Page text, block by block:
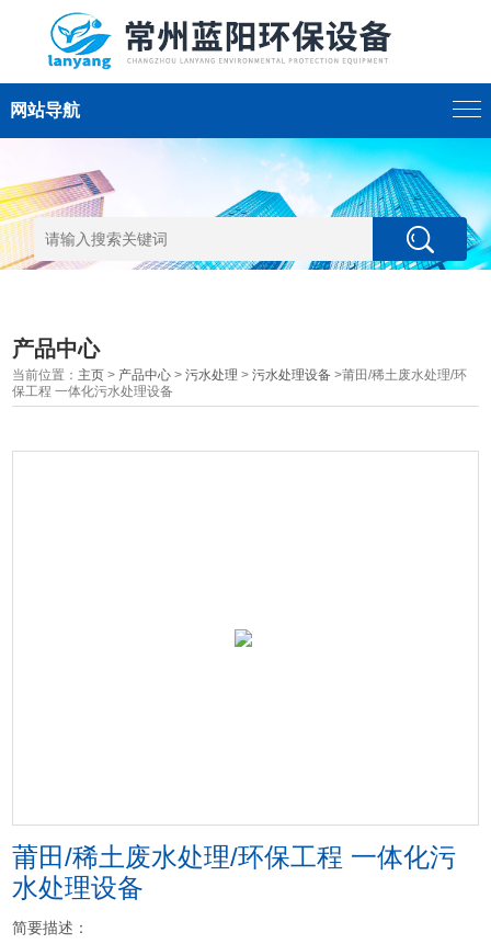
网站导航
产品中心
当前位置： 主页 > 产品中心 >污水处理 >污水处理设备 >莆田/稀土废水处理/环
保工程 一体化污水处理设备
莆田/稀土废水处理/环保工程 一体化污
水处理设备
简要描述：